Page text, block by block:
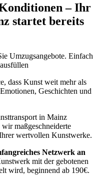
– Ihr
startet bereits
Umzugsangebote. Einfach
dass Kunst weit mehr als
Geschichten und
in Mainz
maßgeschneiderte
wertvollen Kunstwerke.
Netzwerk an
mit der gebotenen
wird, beginnend ab 190€.